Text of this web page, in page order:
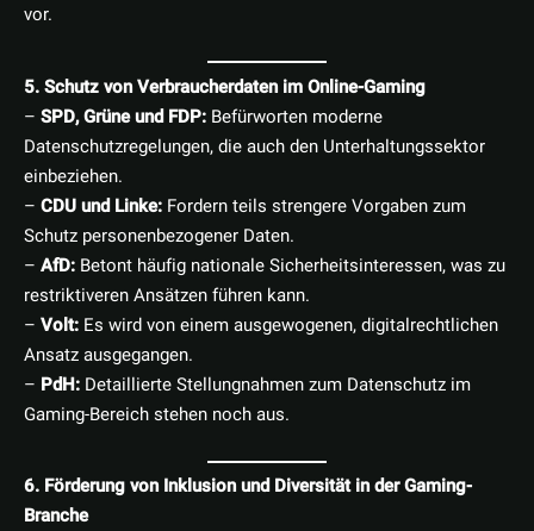
vor.
5. Schutz von Verbraucherdaten im Online-Gaming
– SPD, Grüne und FDP: Befürworten moderne
Datenschutzregelungen, die auch den Unterhaltungssektor
einbeziehen.
– CDU und Linke: Fordern teils strengere Vorgaben zum
Schutz personenbezogener Daten.
– AfD: Betont häufig nationale Sicherheitsinteressen, was zu
restriktiveren Ansätzen führen kann.
– Volt: Es wird von einem ausgewogenen, digitalrechtlichen
Ansatz ausgegangen.
– PdH: Detaillierte Stellungnahmen zum Datenschutz im
Gaming-Bereich stehen noch aus.
6. Förderung von Inklusion und Diversität in der Gaming-
Branche